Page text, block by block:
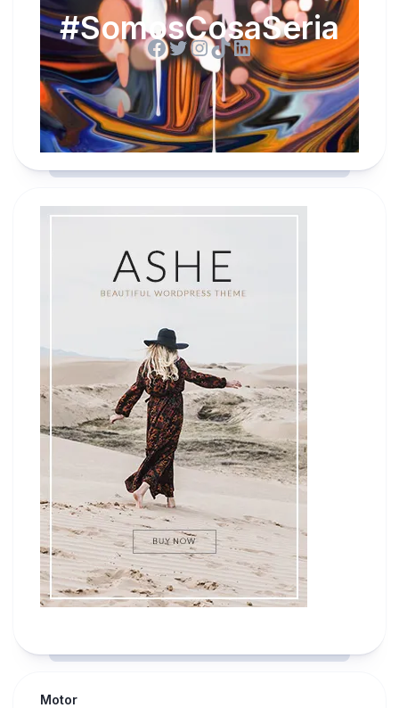
#SomosCosaSeria
Facebook
Twitter
Instagram
TikTok
LinkedIn
Motor